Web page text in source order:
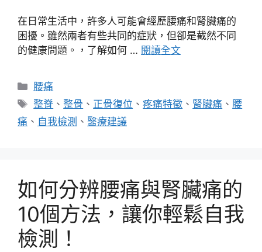
在日常生活中，許多人可能會經歷腰痛和腎臟痛的
困擾。雖然兩者有些共同的症狀，但卻是截然不同
的健康問題。，了解如何 … 閱讀全文
分
類
腰痛
標
籤
整脊 、整骨 、 正骨復位 、疼痛特徵 、 腎臟痛 、 腰
痛 、 自我檢測 、 醫療建議
如何分辨腰痛與腎臟痛的
10個方法，讓你輕鬆自我
檢測！